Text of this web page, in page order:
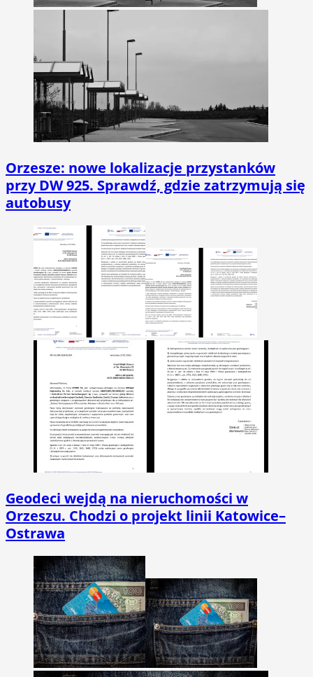
Orzesze: nowe lokalizacje przystanków
przy DW 925. Sprawdź, gdzie zatrzymują się
autobusy
Geodeci wejdą na nieruchomości w
Orzeszu. Chodzi o projekt linii Katowice–
Ostrawa